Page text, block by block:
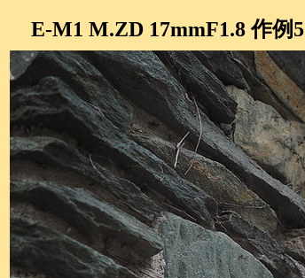
E-M1 M.ZD 17mmF1.8 作例5